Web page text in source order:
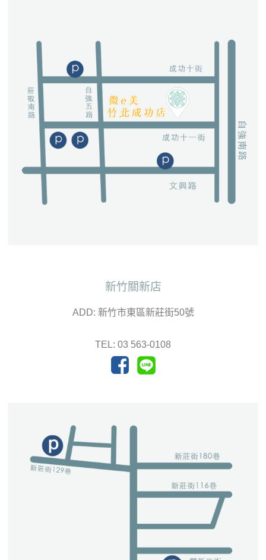
新竹關新店
ADD: 新竹市東區新莊街50號
TEL: 03 563-0108